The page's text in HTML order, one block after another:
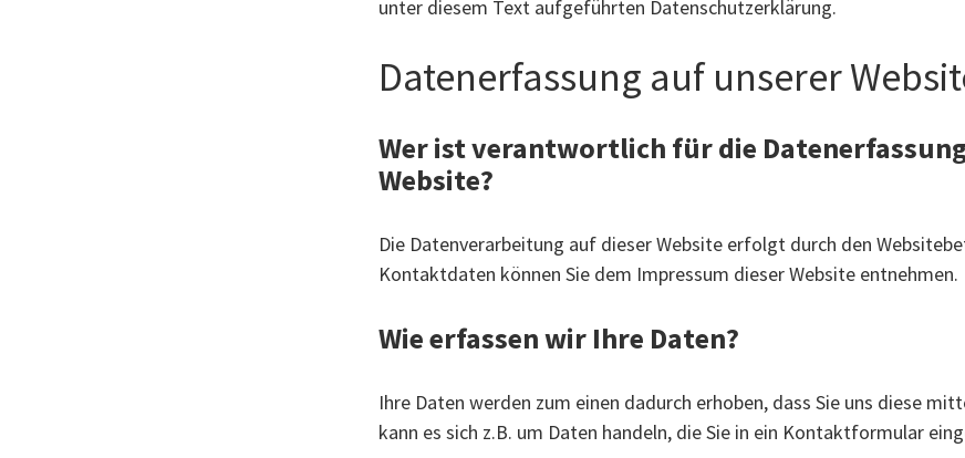
unter diesem Text aufgeführten Datenschutzerklärung.
Datenerfassung auf unserer
Wer ist verantwortlich für die
Website?
Die Datenverarbeitung auf dieser Website erfolgt durch den
Kontaktdaten können Sie dem Impressum dieser Website entnehmen.
Wie erfassen wir Ihre Daten?
Ihre Daten werden zum einen dadurch erhoben, dass Sie uns diese
kann es sich z.B. um Daten handeln, die Sie in ein Kontaktformular